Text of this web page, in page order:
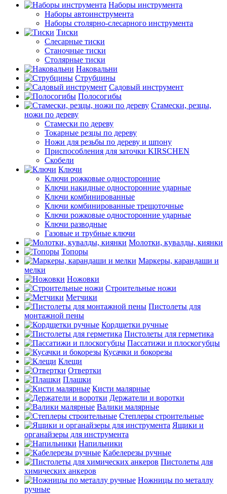
Наборы инструмента
Наборы автоинструмента
Наборы столярно-слесарного инструмента
Тиски
Слесарные тиски
Станочные тиски
Столярные тиски
Наковальни
Струбцины
Садовый инструмент
Полосогибы
Стамески, резцы,
ножи по дереву
Стамески по дереву
Токарные резцы по дереву
Ножи для резьбы по дереву и шпону
Приспособления для заточки KIRSCHEN
Скобели
Ключи
Ключи рожковые односторонние
Ключи накидные односторонние ударные
Ключи комбинированные
Ключи комбинированные трещоточные
Ключи рожковые односторонние ударные
Ключи разводные
Газовые и трубные ключи
Молотки, кувалды, киянки
Топоры
Маркеры, карандаши и
мелки
Ножовки
Строительные ножи
Метчики
Пистолеты для
монтажной пены
Кордщетки ручные
Пистолеты для герметика
Пассатижи и плоскогубцы
Кусачки и бокорезы
Клещи
Отвертки
Плашки
Кисти малярные
Держатели и воротки
Валики малярные
Степлеры строительные
Ящики и
органайзеры для инструмента
Напильники
Кабелерезы ручные
Пистолеты для
химических анкеров
Ножницы по металлу
ручные